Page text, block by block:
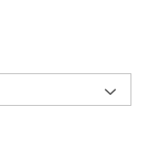
sau în diverse
excelentă
decorări!